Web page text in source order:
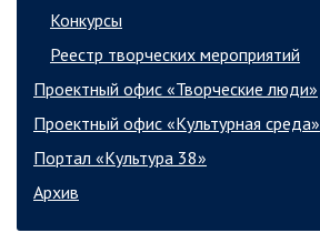
Конкурсы
Реестр творческих мероприятий
Проектный офис «Творческие люди»
Проектный офис «Культурная среда»
Портал «Культура 38»
Архив